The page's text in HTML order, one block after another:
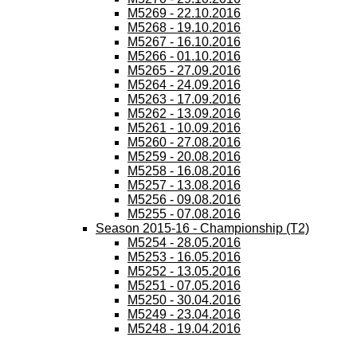
M5269 - 22.10.2016
M5268 - 19.10.2016
M5267 - 16.10.2016
M5266 - 01.10.2016
M5265 - 27.09.2016
M5264 - 24.09.2016
M5263 - 17.09.2016
M5262 - 13.09.2016
M5261 - 10.09.2016
M5260 - 27.08.2016
M5259 - 20.08.2016
M5258 - 16.08.2016
M5257 - 13.08.2016
M5256 - 09.08.2016
M5255 - 07.08.2016
Season 2015-16 - Championship (T2)
M5254 - 28.05.2016
M5253 - 16.05.2016
M5252 - 13.05.2016
M5251 - 07.05.2016
M5250 - 30.04.2016
M5249 - 23.04.2016
M5248 - 19.04.2016